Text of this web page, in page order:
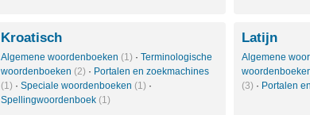
Kroatisch
Algemene woordenboeken (1) · Terminologische
woordenboeken (2) · Portalen en zoekmachines
(1) · Speciale woordenboeken (1) ·
Spellingwoordenboek (1)
Latijn
Algemene
(3) · Portalen